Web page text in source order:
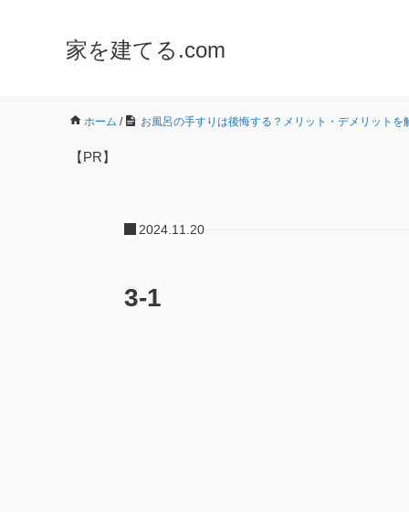
家を建てる.com
ホーム / お風呂の手すりは後悔する？メリット・デメリットを
【PR】
2024.11.20
3-1